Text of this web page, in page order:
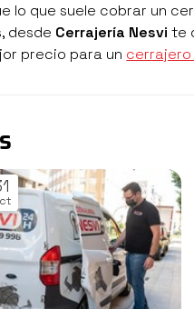
lo que suele cobrar un
desde Cerrajería Nesvite
precio para un cerrajero